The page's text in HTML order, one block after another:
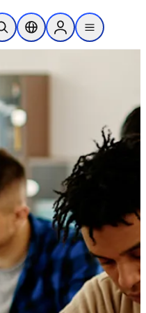
Abrir búsquedaSelector de ubicación
Sign in to products
menu